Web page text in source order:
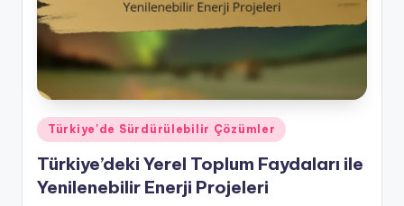
Posted
in
Türkiye'de Sürdürülebilir Çözümler
Türkiye’deki Yerel Toplum Faydaları ile
Yenilenebilir Enerji Projeleri